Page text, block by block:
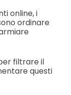
online, i
ordinare
filtrare il
questi